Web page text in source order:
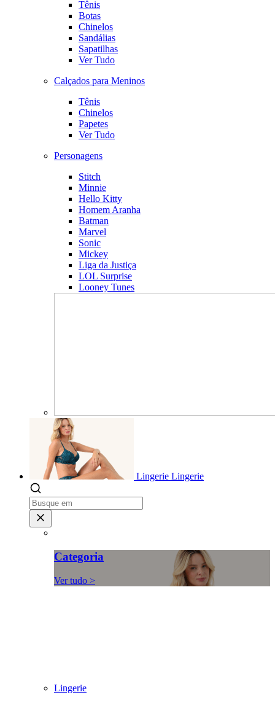
Tênis
Botas
Chinelos
Sandálias
Sapatilhas
Ver Tudo
Calçados para Meninos
Tênis
Chinelos
Papetes
Ver Tudo
Personagens
Stitch
Minnie
Hello Kitty
Homem Aranha
Batman
Marvel
Sonic
Mickey
Liga da Justiça
LOL Surprise
Looney Tunes
Lingerie Lingerie
Categoria
Ver tudo >
Lingerie